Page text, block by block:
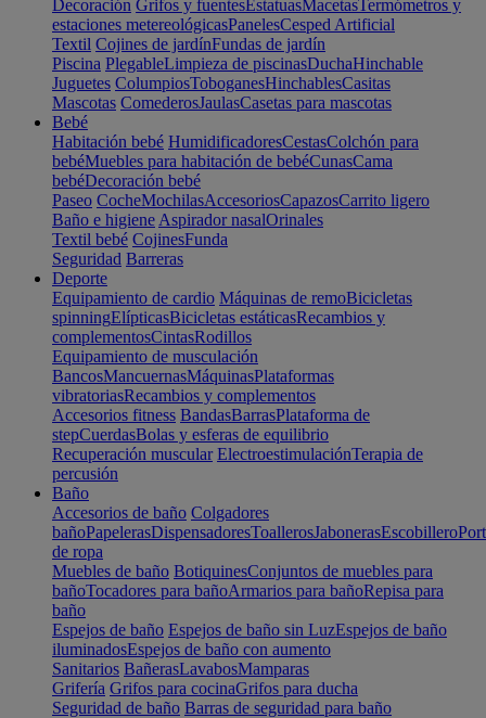
Decoración Grifos y fuentesEstatuasMacetasTermómetros y
estaciones metereológicasPanelesCesped Artificial
Textil Cojines de jardínFundas de jardín
Piscina PlegableLimpieza de piscinasDuchaHinchable
Juguetes ColumpiosToboganesHinchablesCasitas
Mascotas ComederosJaulasCasetas para mascotas
Bebé
Habitación bebé HumidificadoresCestasColchón para
bebéMuebles para habitación de bebéCunasCama
bebéDecoración bebé
Paseo CocheMochilasAccesoriosCapazosCarrito ligero
Baño e higiene Aspirador nasalOrinales
Textil bebé CojinesFunda
Seguridad Barreras
Deporte
Equipamiento de cardio Máquinas de remoBicicletas
spinningElípticasBicicletas estáticasRecambios y
complementosCintasRodillos
Equipamiento de musculación
BancosMancuernasMáquinasPlataformas
vibratoriasRecambios y complementos
Accesorios fitness BandasBarrasPlataforma de
stepCuerdasBolas y esferas de equilibrio
Recuperación muscular ElectroestimulaciónTerapia de
percusión
Baño
Accesorios de baño Colgadores
bañoPapelerasDispensadoresToallerosJabonerasEscobillero
de ropa
Muebles de baño BotiquinesConjuntos de muebles para
bañoTocadores para bañoArmarios para bañoRepisa para
baño
Espejos de baño Espejos de baño sin LuzEspejos de baño
iluminadosEspejos de baño con aumento
Sanitarios BañerasLavabosMamparas
Grifería Grifos para cocinaGrifos para ducha
Seguridad de baño Barras de seguridad para baño